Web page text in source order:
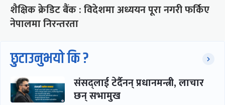
शैक्षिक क्रेडिट बैंक : विदेशमा अध्ययन पूरा नगरी फर्किए
नेपालमा निरन्तरता
छुटाउनुभयो कि ?
संसद्लाई टेर्दैनन् प्रधानमन्त्री, लाचार
छन् सभामुख